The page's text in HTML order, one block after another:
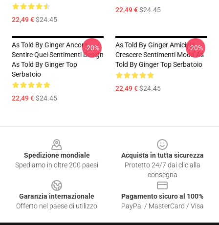
22,49 €$24.45
22,49 €$24.45
As Told By Ginger Ancora
Sentire Quei Sentimenti Design
As Told By Ginger Top
Serbatoio
22,49 €$24.45
-20%
As Told By Ginger Amicizia
Crescere Sentimenti Moda As
Told By Ginger Top Serbatoio
22,49 €$24.45
-20%
Spedizione mondiale
Spediamo in oltre 200 paesi
Acquista in tutta sicurezza
Protetto 24/7 dai clic alla
consegna
Garanzia internazionale
Offerto nel paese di utilizzo
Pagamento sicuro al 100%
PayPal / MasterCard / Visa